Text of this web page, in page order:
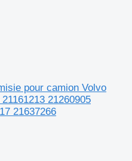
pour camion Volvo
21260905
21637266